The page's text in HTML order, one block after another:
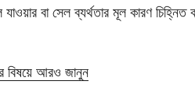
বা সেল ব্যর্থতার মূল কারণ
বিষয়ে আরও জানুন